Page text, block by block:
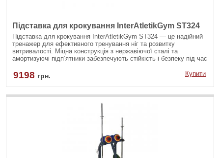
Підставка для крокування InterAtletikGym ST324
Підставка для крокування InterAtletikGym ST324 — це надійний
тренажер для ефективного тренування ніг та розвитку
витривалості. Міцна конструкція з нержавіючої сталі та
амортизуючі підп’ятники забезпечують стійкість і безпеку під час
9198 грн. Купити